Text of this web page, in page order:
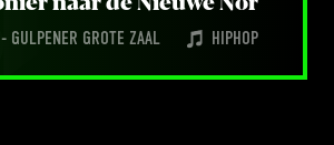
GULPENER GROTE ZAAL HIPHOP